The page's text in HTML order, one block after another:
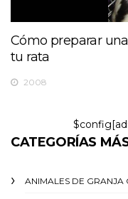
Cómo preparar
tu rata
2008
CATEGORÍAS
ANIMALES DE GRANJA